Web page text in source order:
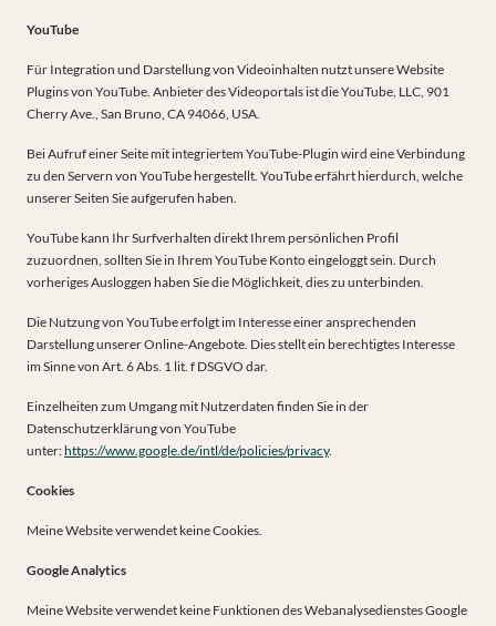
YouTube
Für Integration und Darstellung von Videoinhalten nutzt unsere Website
Plugins von YouTube. Anbieter des Videoportals ist die YouTube, LLC, 901
Cherry Ave., San Bruno, CA 94066, USA.
Bei Aufruf einer Seite mit integriertem YouTube-Plugin wird eine Verbindung
zu den Servern von YouTube hergestellt. YouTube erfährt hierdurch, welche
unserer Seiten Sie aufgerufen haben.
YouTube kann Ihr Surfverhalten direkt Ihrem persönlichen Profil
zuzuordnen, sollten Sie in Ihrem YouTube Konto eingeloggt sein. Durch
vorheriges Ausloggen haben Sie die Möglichkeit, dies zu unterbinden.
Die Nutzung von YouTube erfolgt im Interesse einer ansprechenden
Darstellung unserer Online-Angebote. Dies stellt ein berechtigtes Interesse
im Sinne von Art. 6 Abs. 1 lit. f DSGVO dar.
Einzelheiten zum Umgang mit Nutzerdaten finden Sie in der
Datenschutzerklärung von YouTube
unter:https://www.google.de/intl/de/policies/privacy.
Cookies
Meine Website verwendet keine Cookies.
Google Analytics
Meine Website verwendet keine Funktionen des Webanalysedienstes Google